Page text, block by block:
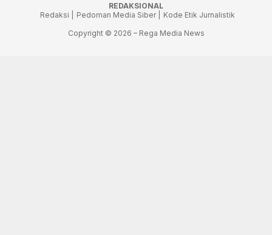
REDAKSIONAL
Redaksi |
Pedoman Media Siber |
Kode Etik Jurnalistik
Copyright © 2026 – Rega Media News